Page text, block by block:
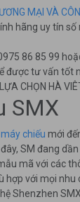
MẠI VÀ
hãng uy tín số
86 85 99
được tư vấn tốt
CHỌN HÀ
SMX
máy chiếu mới
SM đang
mã với các
hợp với mọi nhu
Shenzhen